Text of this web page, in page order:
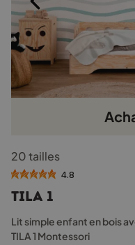
produit
a
variations.
Les
options
20 tailles
4.8
TILA 1
Lit simple enfant en bois
TILA 1 Montessori